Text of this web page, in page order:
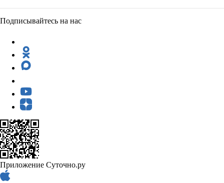
Подписывайтесь на нас
Приложение Суточно.ру